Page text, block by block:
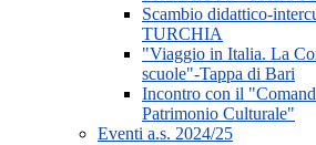
Scambio didattico-
TURCHIA
"Viaggio in Italia. La
scuole"-Tappa di Bari
Incontro con il
Patrimonio Culturale"
Eventi a.s. 2024/25